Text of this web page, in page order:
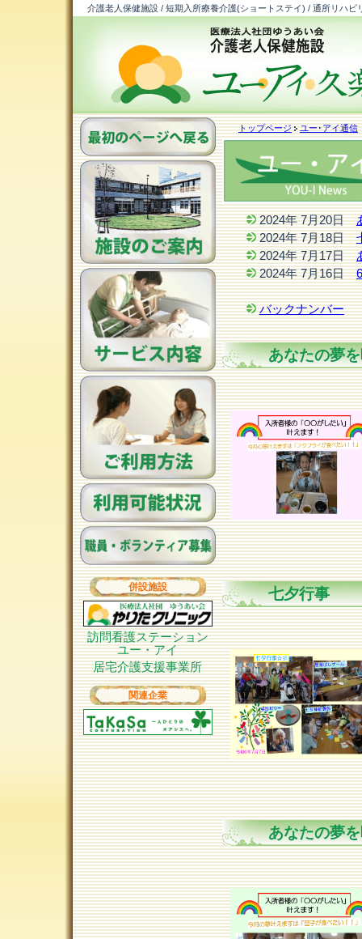
介護老人保健施設 / 短期入所療養介護(ショートステイ) / 通所リハ
併設施設
訪問看護ステーション
ユー・アイ
居宅介護支援事業所
関連企業
トップページ ユー･アイ通信
2024年 7月20日
2024年 7月18日
2024年 7月17日
2024年 7月16日
バックナンバー
あなたの夢
七夕行事
あなたの夢